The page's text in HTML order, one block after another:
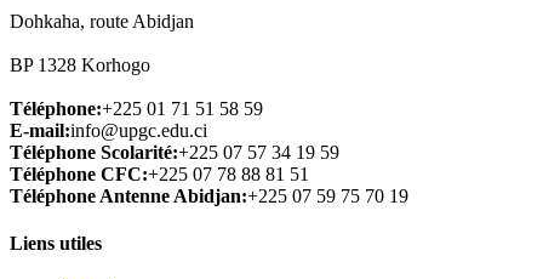
Dohkaha, route Abidjan
BP 1328 Korhogo
Téléphone:+225 01 71 51 58 59
E-mail:info@upgc.edu.ci
Téléphone Scolarité:+225 07 57 34 19 59
Téléphone CFC:+225 07 78 88 81 51
Téléphone Antenne Abidjan:+225 07 59 75 70 19
Liens utiles